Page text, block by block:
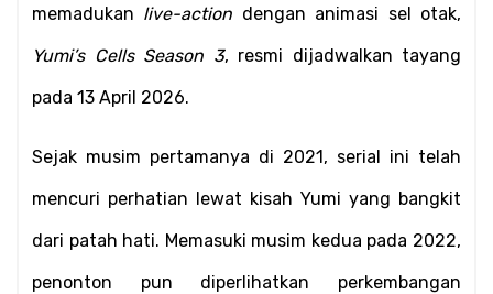
memadukan live-action
Yumi’s Cells Season 3, resmi dijadwalkan tayang
pada 13 April 2026.
Sejak musim pertamanya di 2021, serial ini telah
mencuri perhatian lewat kisah Yumi yang bangkit
dari patah hati. Memasuki musim kedua pada 2022,
penonton pun diperlihatkan perkembangan